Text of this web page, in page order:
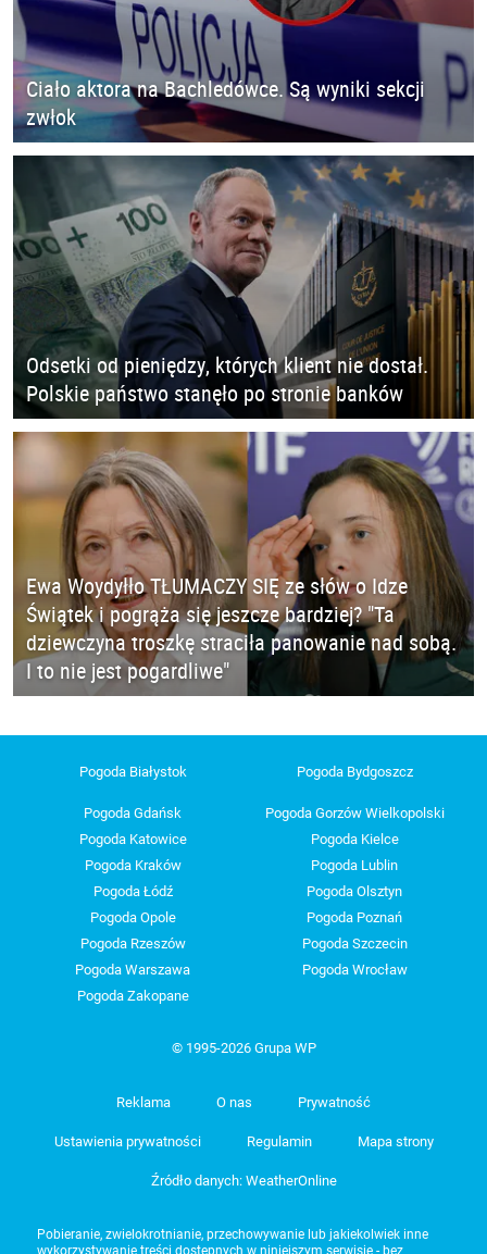
Ciało aktora na Bachledówce. Są wyniki sekcji
zwłok
Odsetki od pieniędzy, których klient nie dostał.
Polskie państwo stanęło po stronie banków
Ewa Woydyłło TŁUMACZY SIĘ ze słów o Idze
Świątek i pogrąża się jeszcze bardziej? "Ta
dziewczyna troszkę straciła panowanie nad sobą.
I to nie jest pogardliwe"
Pogoda Białystok Pogoda Bydgoszcz
Pogoda Gdańsk
Pogoda Gorzów Wielkopolski
Pogoda Katowice
Pogoda Kielce
Pogoda Kraków
Pogoda Lublin
Pogoda Łódź
Pogoda Olsztyn
Pogoda Opole
Pogoda Poznań
Pogoda Rzeszów
Pogoda Szczecin
Pogoda Warszawa
Pogoda Wrocław
Pogoda Zakopane
© 1995-2026 Grupa WP
Reklama O nas Prywatność
Ustawienia prywatności Regulamin Mapa strony
Źródło danych: WeatherOnline
Pobieranie, zwielokrotnianie, przechowywanie lub jakiekolwiek inne
wykorzystywanie treści dostępnych w niniejszym serwisie - bez